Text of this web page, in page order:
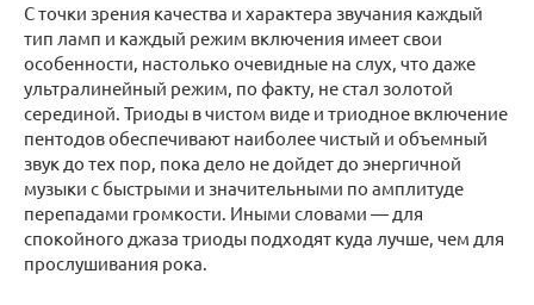
С точки зрения качества и характера звучания каждый
тип ламп и каждый режим включения имеет свои
особенности, настолько очевидные на слух, что даже
ультралинейный режим, по факту, не стал золотой
серединой. Триоды в чистом виде и триодное включение
пентодов обеспечивают наиболее чистый и объемный
звук до тех пор, пока дело не дойдет до энергичной
музыки с быстрыми и значительными по амплитуде
перепадами громкости. Иными словами — для
спокойного джаза триоды подходят куда лучше, чем для
прослушивания рока.